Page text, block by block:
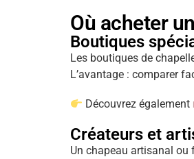
Où acheter
Boutiques
Les boutiques de
L’avantage : comparer
Découvrez également
Créateurs et
Un chapeau artisanal ou